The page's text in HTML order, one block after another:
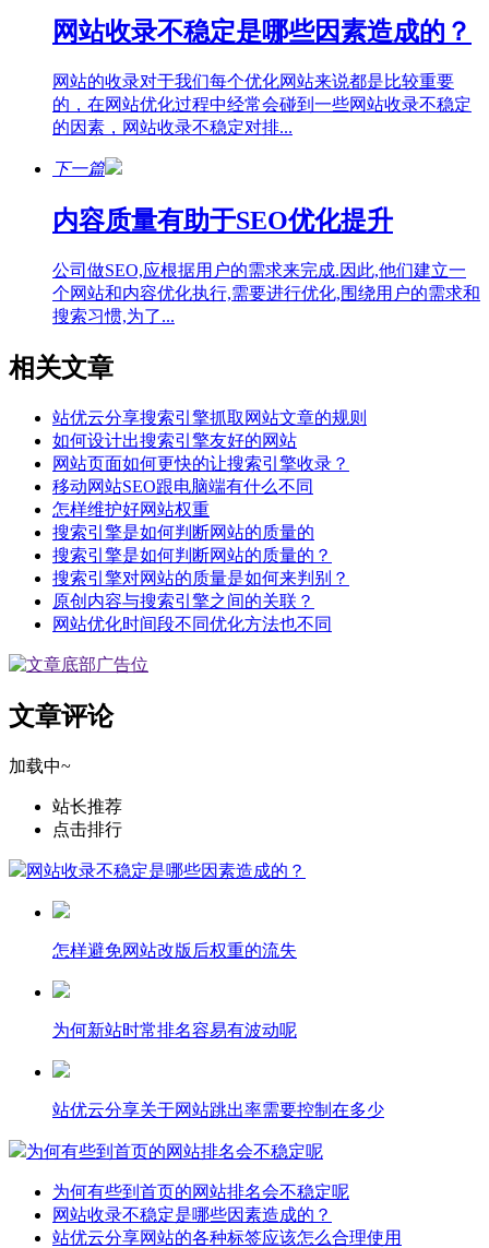
网站收录不稳定是哪些因素造成的？
网站的收录对于我们每个优化网站来说都是比较重要
的，在网站优化过程中经常会碰到一些网站收录不稳定
的因素，网站收录不稳定对排...
下一篇
内容质量有助于SEO优化提升
公司做SEO,应根据用户的需求来完成.因此,他们建立一
个网站和内容优化执行,需要进行优化,围绕用户的需求和
搜索习惯,为了...
相关文章
站优云分享搜索引擎抓取网站文章的规则
如何设计出搜索引擎友好的网站
网站页面如何更快的让搜索引擎收录？
移动网站SEO跟电脑端有什么不同
怎样维护好网站权重
搜索引擎是如何判断网站的质量的
搜索引擎是如何判断网站的质量的？
搜索引擎对网站的质量是如何来判别？
原创内容与搜索引擎之间的关联？
网站优化时间段不同优化方法也不同
文章评论
加载中~
站长推荐
点击排行
网站收录不稳定是哪些因素造成的？
怎样避免网站改版后权重的流失
为何新站时常排名容易有波动呢
站优云分享关于网站跳出率需要控制在多少
为何有些到首页的网站排名会不稳定呢
为何有些到首页的网站排名会不稳定呢
网站收录不稳定是哪些因素造成的？
站优云分享网站的各种标签应该怎么合理使用